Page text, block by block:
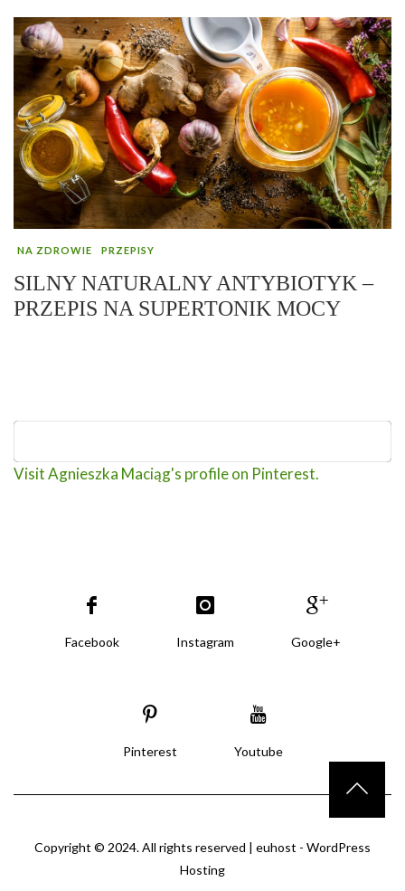
NA ZDROWIE PRZEPISY
SILNY NATURALNY ANTYBIOTYK –
PRZEPIS NA SUPERTONIK MOCY
Visit Agnieszka Maciąg's profile on Pinterest.
Facebook Instagram Google+
Pinterest Youtube
Copyright © 2024. All rights reserved | euhost - WordPress
Hosting